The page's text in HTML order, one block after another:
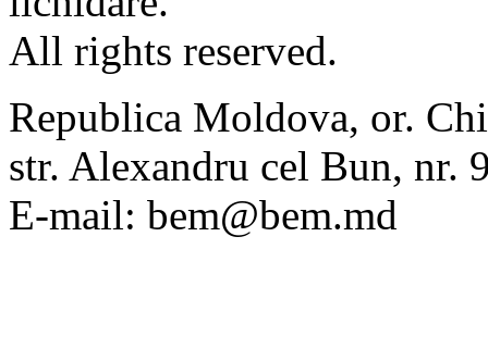
All rights reserved.
Republica Moldova, or.
str. Alexandru cel Bun, nr.
E-mail: bem@bem.md